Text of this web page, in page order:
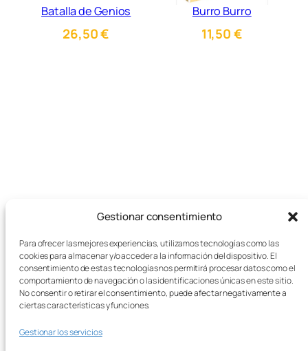
Gestionar consentimiento
Para ofrecer las mejores experiencias, utilizamos tecnologías como las
cookies para almacenar y/o acceder a la información del dispositivo. El
consentimiento de estas tecnologías nos permitirá procesar datos como el
comportamiento de navegación o las identificaciones únicas en este sitio.
No consentir o retirar el consentimiento, puede afectar negativamente a
ciertas características y funciones.
Gestionar los servicios
Batalla de Genios
26,50€
Burro Burro
11,50€
Tienda de juegos de mesa, juegos
educativos y papelería